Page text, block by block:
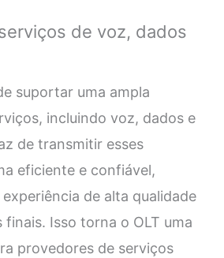
de voz, dados
suportar uma ampla
incluindo voz, dados e
de transmitir esses
eficiente e confiável,
de alta qualidade
finais. Isso torna o OLT uma
provedores de serviços